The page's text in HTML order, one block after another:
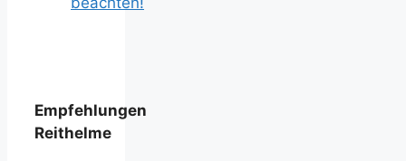
Empfehlungen
Reithelme